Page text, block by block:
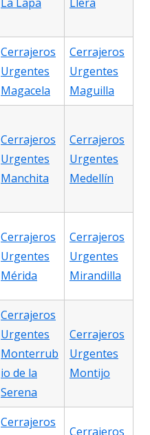
Cerrajeros
Urgentes
Magacela
Cerrajeros
Urgentes
Maguilla
Cerrajeros
Urgentes
Manchita
Cerrajeros
Urgentes
Medellín
Cerrajeros
Urgentes
Mérida
Cerrajeros
Urgentes
Mirandilla
Cerrajeros
Urgentes
Monterrub
io de la
Serena
Cerrajeros
Urgentes
Montijo
Cerrajeros
Cerrajeros